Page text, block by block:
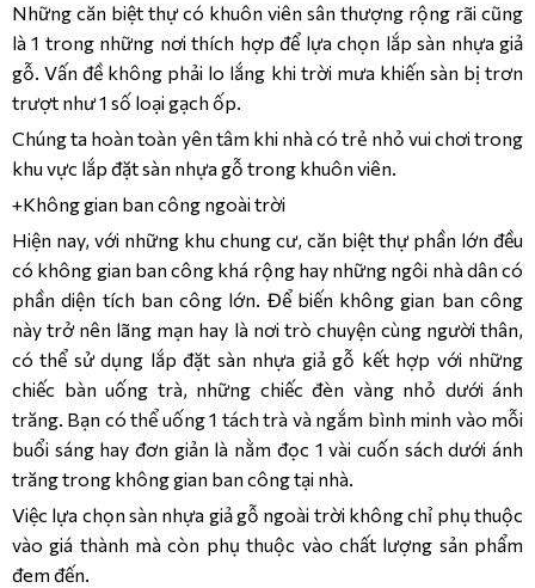
Những căn biệt thự có khuôn viên sân thượng rộng rãi cũng
là 1 trong những nơi thích hợp để lựa chọn lắp sàn nhựa giả
gỗ. Vấn đề không phải lo lắng khi trời mưa khiến sàn bị trơn
trượt như 1 số loại gạch ốp.
Chúng ta hoàn toàn yên tâm khi nhà có trẻ nhỏ vui chơi trong
khu vực lắp đặt sàn nhựa gỗ trong khuôn viên.
+Không gian ban công ngoài trời
Hiện nay, với những khu chung cư, căn biệt thự phần lớn đều
có không gian ban công khá rộng hay những ngôi nhà dân có
phần diện tích ban công lớn. Để biến không gian ban công
này trở nên lãng mạn hay là nơi trò chuyện cùng người thân,
có thể sử dụng lắp đặt sàn nhựa giả gỗ kết hợp với những
chiếc bàn uống trà, những chiếc đèn vàng nhỏ dưới ánh
trăng. Bạn có thể uống 1 tách trà và ngắm bình minh vào mỗi
buổi sáng hay đơn giản là nằm đọc 1 vài cuốn sách dưới ánh
trăng trong không gian ban công tại nhà.
Việc lựa chọn sàn nhựa giả gỗ ngoài trời không chỉ phụ thuộc
vào giá thành mà còn phụ thuộc vào chất lượng sản phẩm
đem đến.